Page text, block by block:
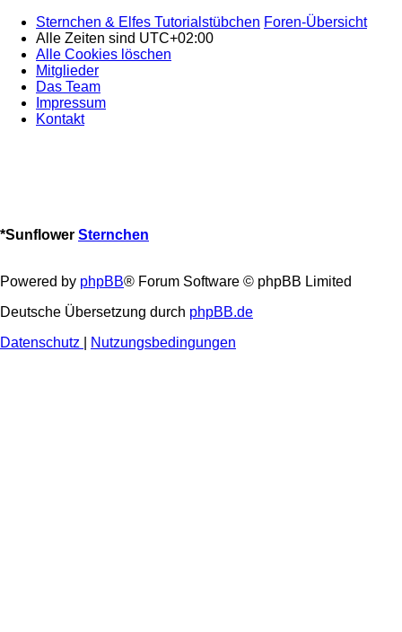
Sternchen & Elfes Tutorialstübchen Foren-Übersicht
Alle Zeiten sind UTC+02:00
Alle Cookies löschen
Mitglieder
Das Team
Impressum
Kontakt
*Sunflower Sternchen
Powered by phpBB® Forum Software © phpBB Limited
Deutsche Übersetzung durch phpBB.de
Datenschutz
Nutzungsbedingungen